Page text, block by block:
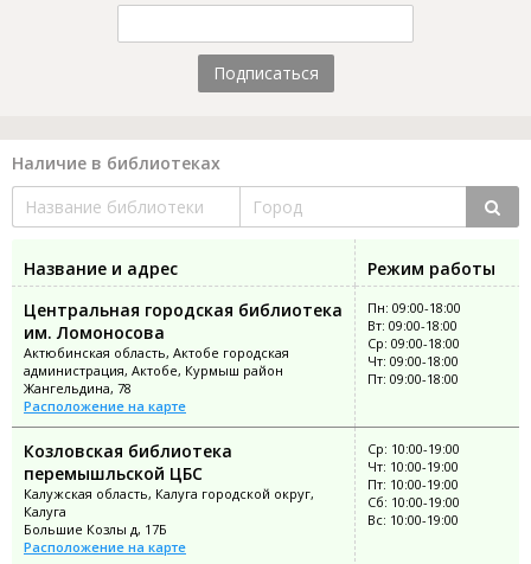
Подписаться
Наличие в библиотеках
Название и адрес
Режим работы
Центральная городская библиотека
им. Ломоносова
Актюбинская область, Актобе городская
администрация, Актобе, Курмыш район
Жангельдина, 78
Расположение на карте
Пн: 09:00-18:00
Вт: 09:00-18:00
Ср: 09:00-18:00
Чт: 09:00-18:00
Пт: 09:00-18:00
Козловская библиотека
перемышльской ЦБС
Калужская область, Калуга городской округ,
Калуга
Большие Козлы д, 17Б
Расположение на карте
Ср: 10:00-19:00
Чт: 10:00-19:00
Пт: 10:00-19:00
Сб: 10:00-19:00
Вс: 10:00-19:00